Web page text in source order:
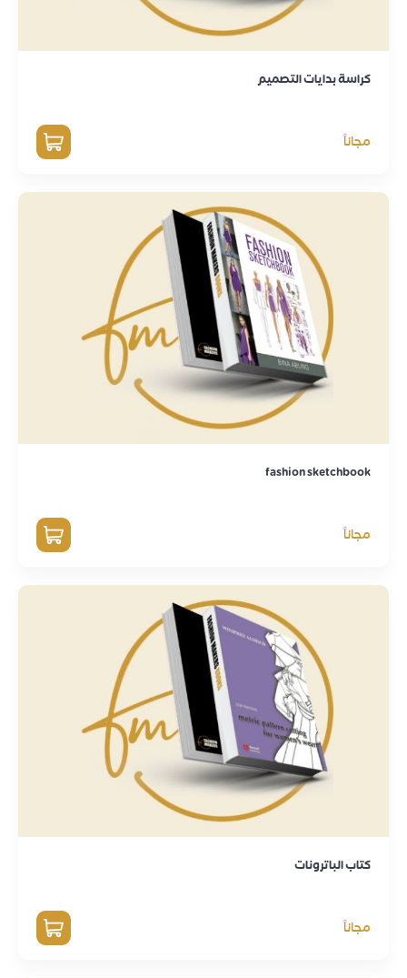
كراسة بدايات التصميم
مجاناً
fashion sketchbook
مجاناً
كتاب الباترونات
مجاناً